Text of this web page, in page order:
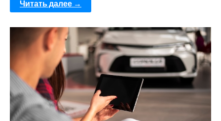
Читать далее →